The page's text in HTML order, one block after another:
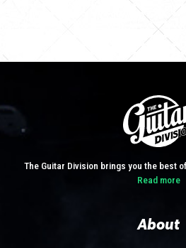
The Guitar Division brings you the best
Read more
About